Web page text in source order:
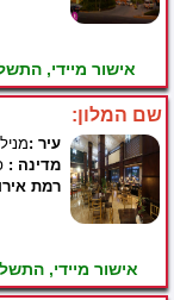
אישור מיידי,
שם המלון:
עיר :
מדינה :
רמת
אישור מיידי,